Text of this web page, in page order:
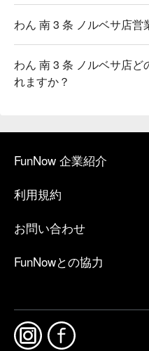
わん 南 3 条 ノルベサ店営
わん 南 3 条 ノルベサ店ど
れますか？
FunNow 企業紹介
利用規約
お問い合わせ
FunNowとの協力